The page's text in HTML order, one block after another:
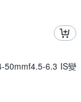
50mmf4.5-6.3 IS變